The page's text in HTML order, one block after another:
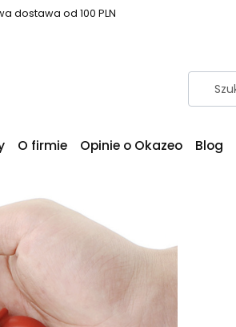
dostawa od 100 PLN
O firmie Opinie o Okazeo Blog